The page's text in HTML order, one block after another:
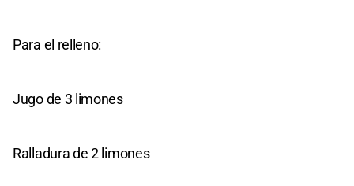
Para el relleno:
Jugo de 3 limones
Ralladura de 2 limones